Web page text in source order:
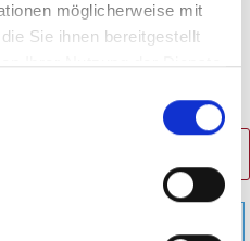
möglicherweise mit
Sie ihnen bereitgestellt
Ihrer Nutzung der Dienste